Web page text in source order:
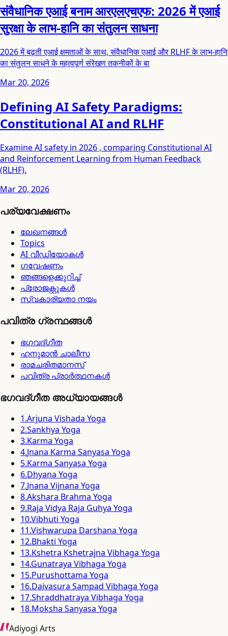
संवैधानिक एआई बनाम आरएलएचएफ: 2026 में एआई
सुरक्षा के लाभ-हानि का संतुलन साधना
2026 में बढ़ती एआई क्षमताओं के साथ, संवैधानिक एआई और RLHF के लाभ-हानि
का संतुलन साधने के महत्वपूर्ण संरेखण तकनीकों के बा
Mar 20, 2026
Defining AI Safety Paradigms:
Constitutional AI and RLHF
Examine AI safety in 2026 , comparing Constitutional AI
and Reinforcement Learning from Human Feedback
(RLHF).
Mar 20, 2026
പര്യവേക്ഷണം
ലേഖനങ്ങൾ
Topics
AI വീഡിയോകൾ
ഗവേഷണം
ഞങ്ങളെക്കുറിച്ച്
പ്രോജക്റ്റുകൾ
സ്വകാര്യതാ നയം
പവിത്ര ഗ്രന്ഥങ്ങൾ
ഭഗവദ്ഗീത
ഹനുമാൻ ചാലീസ
രാമചരിതമാനസ്
പവിത്ര പ്രാർത്ഥനകൾ
ഭഗവദ്ഗീത അധ്യായങ്ങൾ
1.Arjuna Vishada Yoga
2.Sankhya Yoga
3.Karma Yoga
4.Jnana Karma Sanyasa Yoga
5.Karma Sanyasa Yoga
6.Dhyana Yoga
7.Jnana Vijnana Yoga
8.Akshara Brahma Yoga
9.Raja Vidya Raja Guhya Yoga
10.Vibhuti Yoga
11.Vishwarupa Darshana Yoga
12.Bhakti Yoga
13.Kshetra Kshetrajna Vibhaga Yoga
14.Gunatraya Vibhaga Yoga
15.Purushottama Yoga
16.Daivasura Sampad Vibhaga Yoga
17.Shraddhatraya Vibhaga Yoga
18.Moksha Sanyasa Yoga
Adiyogi Arts